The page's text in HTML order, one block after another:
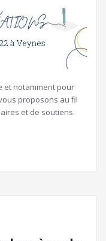
et notamment pour
proposons au fil
et de soutiens.